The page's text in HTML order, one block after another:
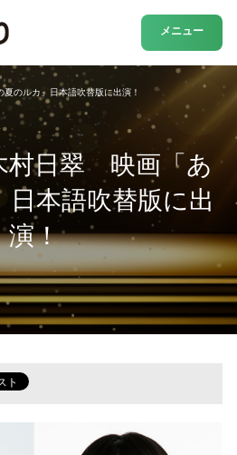
メニュー
村日翠 映画「あ
本語吹替版に出
演！
のルカ」日本語吹替版に出演！